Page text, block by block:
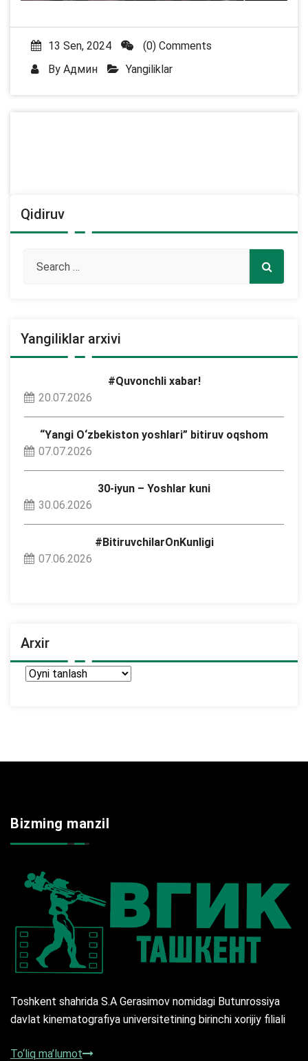
13 Sen, 2024
(0) Comments
By Админ Yangiliklar
Qidiruv
Yangiliklar arxivi
#Quvonchli xabar!
20.07.2026
“Yangi O‘zbekiston yoshlari” bitiruv oqshom
07.07.2026
30-iyun – Yoshlar kuni
30.06.2026
#BitiruvchilarOnKunligi
07.06.2026
Arxir
Arxir
Bizming manzil
Toshkent shahrida S.A Gerasimov nomidagi Butunrossiya
davlat kinematografiya universitetining birinchi xorijiy filiali
To‘liq ma’lumot